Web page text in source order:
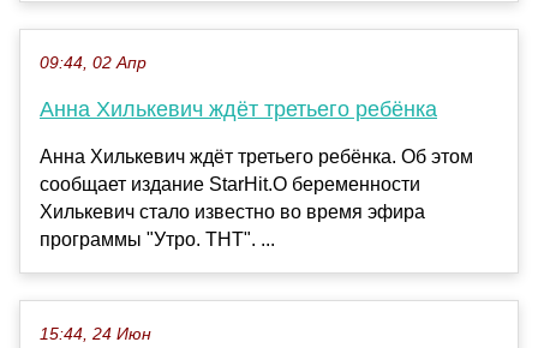
09:44, 02 Апр
Анна Хилькевич ждёт третьего ребёнка
Анна Хилькевич ждёт третьего ребёнка. Об этом
сообщает издание StarHit.О беременности
Хилькевич стало известно во время эфира
программы "Утро. ТНТ". ...
15:44, 24 Июн